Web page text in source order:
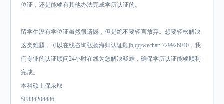
位证，还是能够有其他办法完成学历认证的。
留学生没有学位证虽然很遗憾，但是绝不要轻言放弃。想要轻松解决
这类难题，可以在线咨询弘扬海归认证顾问qq/wechat: 729926040，我
们专业的认证顾问24小时在线为您解决疑难，确保学历认证能够顺利
完成。
本科硕士保录取
5E834204486